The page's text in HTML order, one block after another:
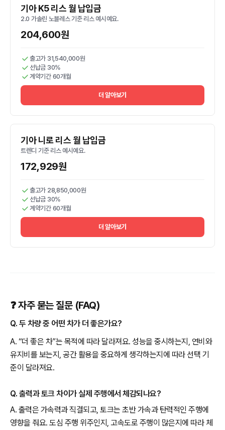
기아 K5 리스 월 납입금
2.0 가솔린 노블레스 기준 리스 예시예요.
204,600원
출고가 31,540,000원
선납금 30%
계약기간 60개월
더 알아보기
기아 니로 리스 월 납입금
트렌디 기준 리스 예시예요.
172,929원
출고가 28,850,000원
선납금 30%
계약기간 60개월
더 알아보기
❓ 자주 묻는 질문 (FAQ)
Q. 두 차량 중 어떤 차가 더 좋은가요?
A. “더 좋은 차”는 목적에 따라 달라져요. 성능을 중시하는지, 연비와
유지비를 보는지, 공간 활용을 중요하게 생각하는지에 따라 선택 기
준이 달라져요.
Q. 출력과 토크 차이가 실제 주행에서 체감되나요?
A. 출력은 가속력과 직결되고, 토크는 초반 가속과 탄력적인 주행에
영향을 줘요. 도심 주행 위주인지, 고속도로 주행이 많은지에 따라 체